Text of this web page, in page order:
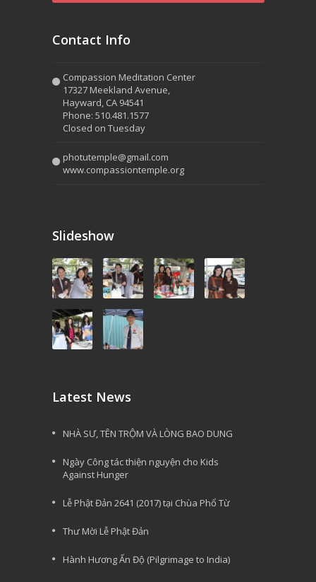
Contact Info
Compassion Meditation Center
17327 Meekland Avenue,
Hayward, CA 94541
Phone: 510.481.1577
Closed on Tuesday
photutemple@gmail.com
www.compassiontemple.org
Slideshow
Latest News
NHÀ SƯ, TÊN TRỘM VÀ LÒNG BAO DUNG
Ngày Công tác thiện nguyện cho Kids
Against Hunger
Lễ Phật Đản 2641 (2017) tại Chùa Phổ Từ
Thư Mời Lễ Phật Đản
Hành Hương Ấn Độ (Pilgrimage to India)